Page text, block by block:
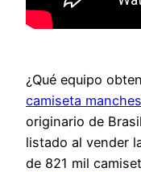
¿Qué equipo
camiseta
originario de
listado al vender
de 821 mil